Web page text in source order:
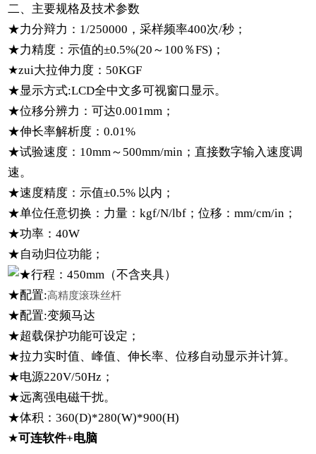
二、主要规格及技术参数
★力分辩力： 1/250000 ，采样频率400次/秒；
★力精度：示值的±0.5%(20 ～ 100 ％FS) ；
★zui大拉伸力度： 50KGF
★显示方式:LCD全中文多可视窗口显示。
★位移分辨力：可达0.001mm ；
★伸长率解析度：0.01%
★试验速度： 10mm～ 500mm/min ；直接数字输入速度调
速。
★速度精度：示值±0.5% 以内；
★单位任意切换：力量：kgf/N/lbf ；位移：mm/cm/in ；
★功率：40W
★自动归位功能；
★行程：450mm（不含夹具）
★配置:高精度滚珠丝杆
★配置:变频马达
★超载保护功能可设定；
★拉力实时值、峰值、伸长率、位移自动显示并计算。
★电源220V/50Hz ；
★远离强电磁干扰。
★体积：360(D)*280(W)*900(H)
★可连软件+电脑